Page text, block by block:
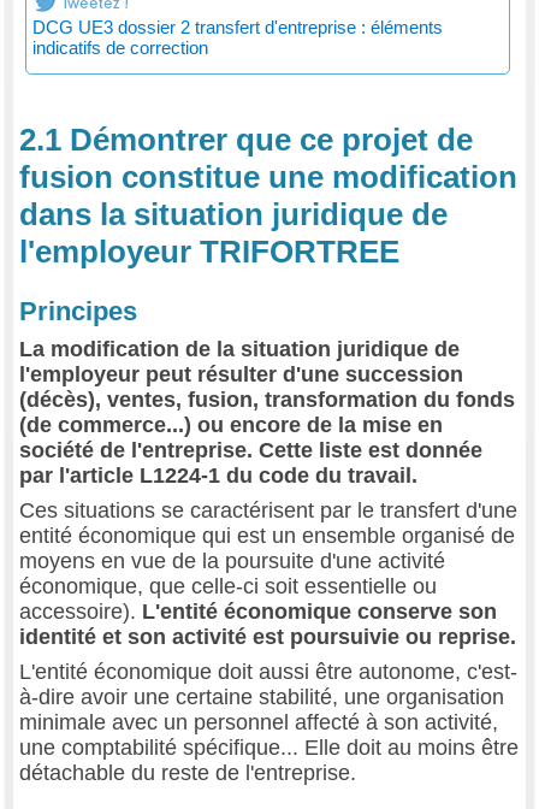
DCG UE3 dossier 2 transfert d'entreprise : éléments
indicatifs de correction
2.1 Démontrer que ce projet de
fusion constitue une modification
dans la situation juridique de
l'employeur TRIFORTREE
Principes
La modification de la situation juridique de
l'employeur peut résulter d'une succession
(décès), ventes, fusion, transformation du fonds
(de commerce...) ou encore de la mise en
société de l'entreprise. Cette liste est donnée
par l'article L1224-1 du code du travail.
Ces situations se caractérisent par le transfert d'une
entité économique qui est un ensemble organisé de
moyens en vue de la poursuite d'une activité
économique, que celle-ci soit essentielle ou
accessoire). L'entité économique conserve son
identité et son activité est poursuivie ou reprise.
L'entité économique doit aussi être autonome, c'est-
à-dire avoir une certaine stabilité, une organisation
minimale avec un personnel affecté à son activité,
une comptabilité spécifique... Elle doit au moins être
détachable du reste de l'entreprise.